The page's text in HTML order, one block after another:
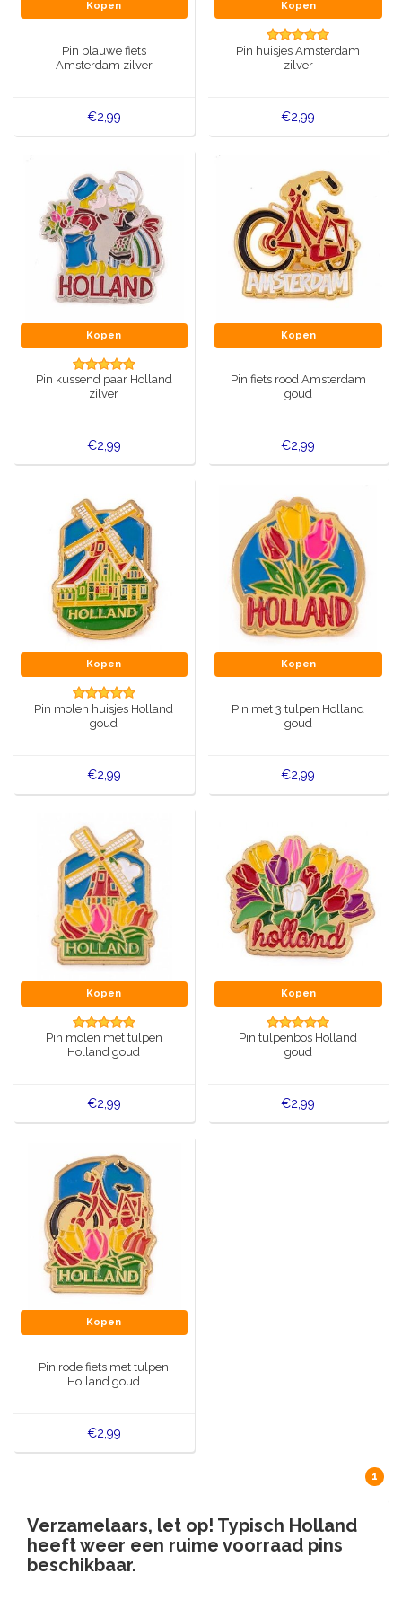
Wens & Ansichtkaarten
Pins - Speldjes
Wandborden - Gekleurd en Delfts blauw
Peper en Zout stelletjes
Speelkaarten
Kopen
Pin blauwe fiets
Amsterdam zilver
€2,99
Kopen
Pin huisjes Amsterdam
zilver
€2,99
Kopen
Pin kussend paar Holland
zilver
€2,99
Kopen
Pin fiets rood Amsterdam
goud
€2,99
Kopen
Pin molen huisjes Holland
goud
€2,99
Kopen
Pin met 3 tulpen Holland
goud
€2,99
Kopen
Pin molen met tulpen
Holland goud
€2,99
Kopen
Pin tulpenbos Holland
goud
€2,99
Kopen
Pin rode fiets met tulpen
Holland goud
€2,99
1
Verzamelaars, let op! Typisch Holland
heeft weer een ruime voorraad pins
beschikbaar.